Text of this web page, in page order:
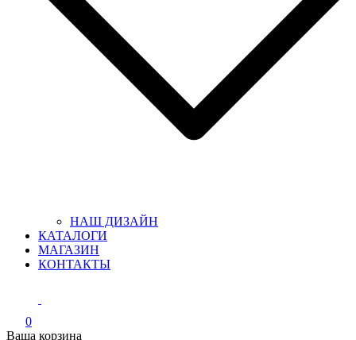
НАШ ДИЗАЙН
КАТАЛОГИ
МАГАЗИН
КОНТАКТЫ
0
Ваша корзина